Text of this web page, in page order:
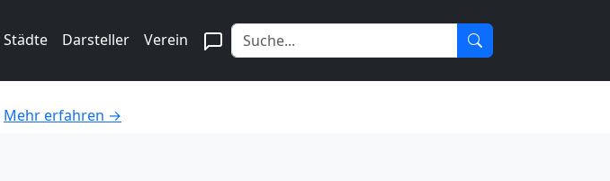
Städte Darsteller Verein
Mehr erfahren →